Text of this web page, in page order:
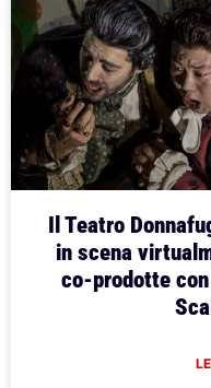
Il Teatro
in scena
co-prodotte